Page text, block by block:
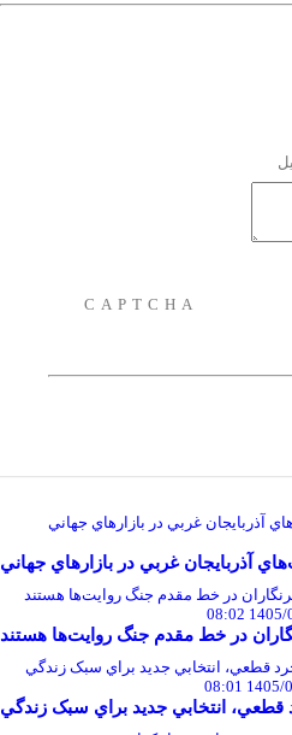
آذربايجان غربي در بازارهاي جهاني
1405/05/
در خط مقدم جنگ روايت‌ها هستند
1405/05/
قطعي، انتخابي جديد براي سبک زندگي